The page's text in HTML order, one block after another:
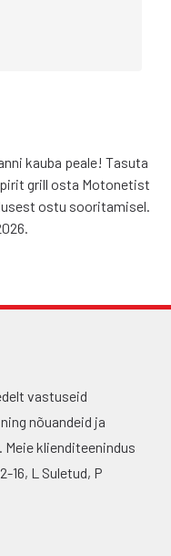
kauba peale! Tasuta
grill osta Motonetist
ostu sooritamisel.
vastuseid
nõuandeid ja
klienditeenindus
16, L Suletud, P